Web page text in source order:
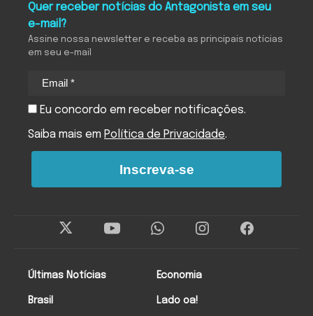
Últimas Notícias
Brasil
Economia
Lado oa!
Quer receber notícias do Antagonista em seu
e-mail?
Assine nossa newsletter e receba as principais notícias
em seu e-mail
Eu concordo em receber notificações.
Saiba mais em Política de Privacidade.
Inscreva-se